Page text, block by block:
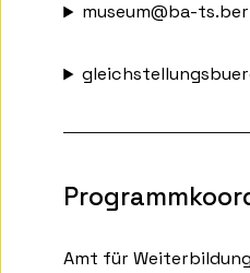
museum@ba-
Amt für